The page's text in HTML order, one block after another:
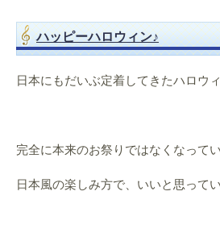
ハッピーハロウィン♪
日本にもだいぶ定着してきたハロウィ
完全に本来のお祭りではなくなって
日本風の楽しみ方で、いいと思ってい